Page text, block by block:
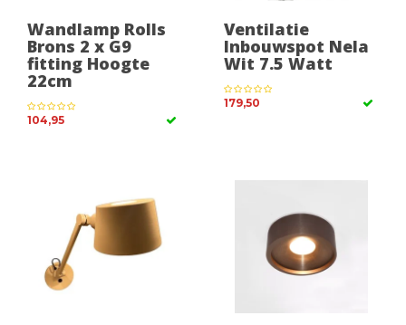
Wandlamp Rolls
Brons 2 x G9
fitting Hoogte
22cm
104,95
Ventilatie
Inbouwspot Nela
Wit 7.5 Watt
179,50